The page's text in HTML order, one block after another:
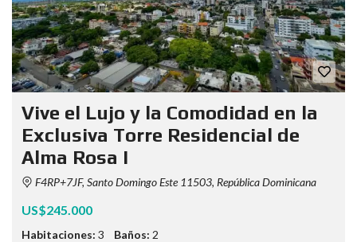
Vive el Lujo y la Comodidad en la
Exclusiva Torre Residencial de
Alma Rosa I
F4RP+7JF, Santo Domingo Este 11503, República Dominicana
US$245.000
Habitaciones: 3 Baños: 2